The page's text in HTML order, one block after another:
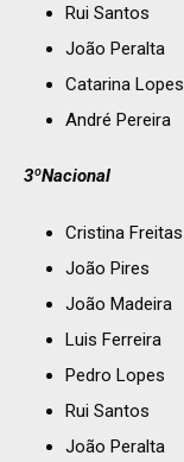
Rui Santos
João Peralta
Catarina Lopes
André Pereira
3ºNacional
Cristina Freitas
João Pires
João Madeira
Luis Ferreira
Pedro Lopes
Rui Santos
João Peralta